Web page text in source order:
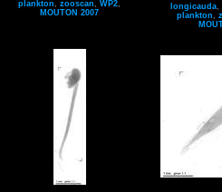
plankton
zooscan WP2
MOUTON 2007
longicauda,
plankton